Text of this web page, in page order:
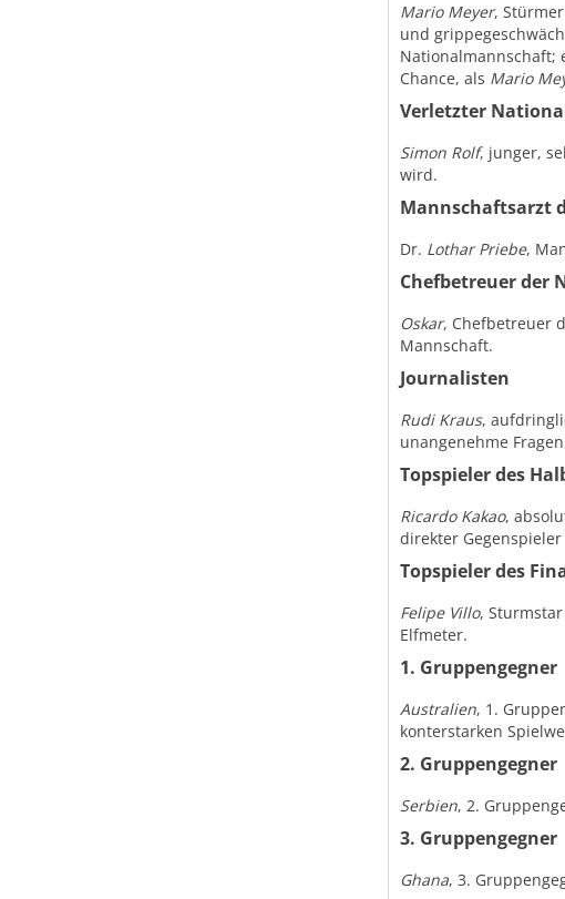
Mario Meyer,
und
Nationalmannschaft;
Chance, als Mario
Verletzter
Simon Rolf, junger,
wird.
Mannschaftsarzt
Dr. Lothar Priebe,
Chefbetreuer der
Oskar, Chefbetreuer
Mannschaft.
Journalisten
Rudi Kraus,
unangenehme
Topspieler des
Ricardo Kakao,
direkter
Topspieler des
Felipe Villo, Sturmstar
Elfmeter.
1. Gruppengegner
Australien, 1.
konterstarken
2. Gruppengegner
Serbien, 2.
3. Gruppengegner
Ghana, 3.